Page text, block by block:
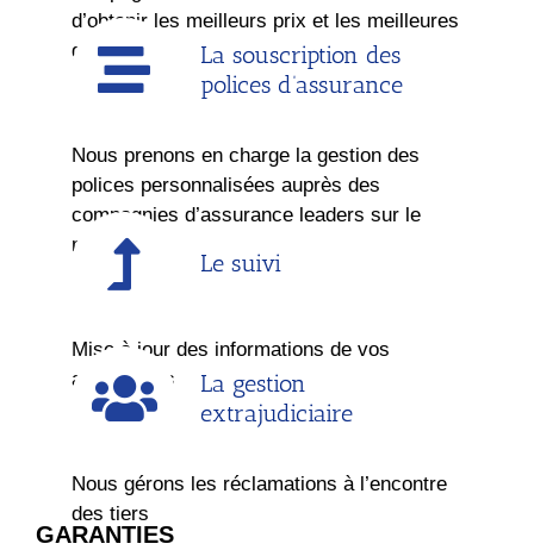
d’obtenir les meilleurs prix et les meilleures
garanties.
La souscription des
polices d’assurance
Nous prenons en charge la gestion des
polices personnalisées auprès des
compagnies d’assurance leaders sur le
marché
Le suivi
Mise à jour des informations de vos
assurances
La gestion
extrajudiciaire
Nous gérons les réclamations à l’encontre
des tiers
GARANTIES